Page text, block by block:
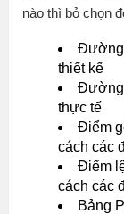
nào thì bỏ chọn
Đường
thiết kế
Đường
thực tế
Điểm
cách các
Điểm
cách các
Bảng